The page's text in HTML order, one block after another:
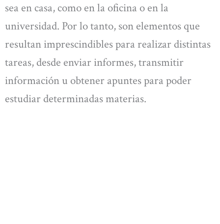
sea en casa, como en la oficina o en la
universidad. Por lo tanto, son elementos que
resultan imprescindibles para realizar distintas
tareas, desde enviar informes, transmitir
información u obtener apuntes para poder
estudiar determinadas materias.